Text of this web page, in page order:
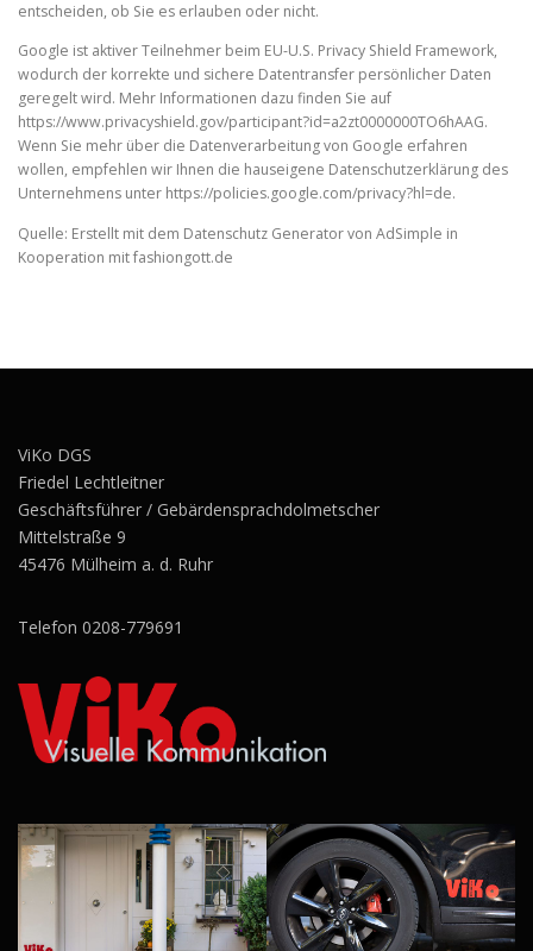
entscheiden, ob Sie es erlauben oder nicht.
Google ist aktiver Teilnehmer beim EU-U.S. Privacy Shield Framework,
wodurch der korrekte und sichere Datentransfer persönlicher Daten
geregelt wird. Mehr Informationen dazu finden Sie auf
https://www.privacyshield.gov/participant?id=a2zt0000000TO6hAAG.
Wenn Sie mehr über die Datenverarbeitung von Google erfahren
wollen, empfehlen wir Ihnen die hauseigene Datenschutzerklärung des
Unternehmens unter https://policies.google.com/privacy?hl=de.
Quelle: Erstellt mit dem Datenschutz Generator von AdSimple in
Kooperation mit fashiongott.de
ViKo DGS
Friedel Lechtleitner
Geschäftsführer / Gebärdensprachdolmetscher
Mittelstraße 9
45476 Mülheim a. d. Ruhr
Telefon 0208-779691